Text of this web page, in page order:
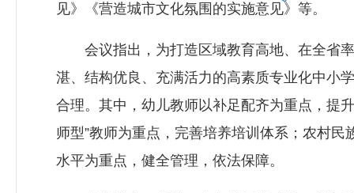
见》《营造城市文化氛围的实施意见》等。
会议指出，为打造区域教育高地、在全省率
湛、结构优良、充满活力的高素质专业化中小
合理。其中，幼儿教师以补足配齐为重点，提
师型”教师为重点，完善培养培训体系；农村
水平为重点，健全管理，依法保障。